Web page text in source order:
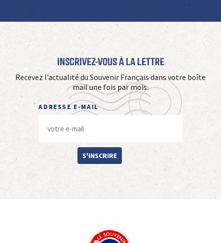
Inscrivez-vous à La Lettre
Recevez l’actualité du Souvenir Français dans votre boîte
mail une fois par mois.
ADRESSE E-MAIL
S'INSCRIRE